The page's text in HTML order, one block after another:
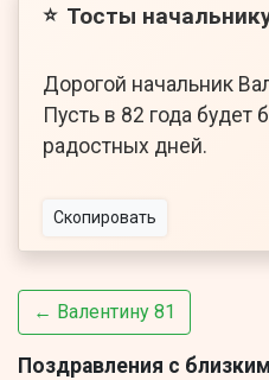
⭐ Тосты
Дорогой начальник
Пусть в 82 года будет
радостных дней.
Скопировать
← Валентину 81
Поздравления с